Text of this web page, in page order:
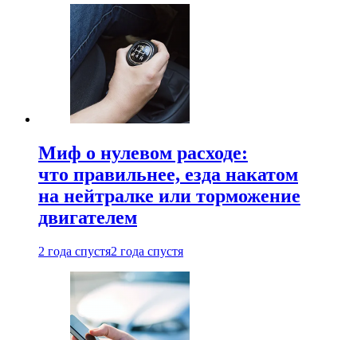
Миф о нулевом расходе:
что правильнее, езда накатом
на нейтралке или торможение
двигателем
2 года спустя2 года спустя